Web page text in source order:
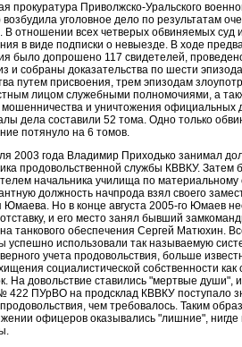
прокуратура Приволжско-Уральского
уголовное дело по результатам
В отношении всех четверых обвиняемых суд
в виде подписки о невыезде. В ходе
было допрошено 117 свидетелей,
и собраны доказательства по шести
путем присвоения, трем эпизодам
лицом служебными полномочиями, а
мошенничества и уничтожения официальных
дела составили 52 тома. Одно только
потянуло на 6 томов.
2003 года Владимир Приходько занимал
продовольственной службы КВВКУ. Затем
начальника училища по
должность начпрода взял своего
Юмаева. Но в конце августа 2005-го Юмаев
и его место занял бывший
танкового обеспечения Сергей Матюхин.
успешно использовали так называемую
учета продовольствия, больше
социалистической собственности как
На довольствие ставились "мертвые души",
422 ПУрВО на продсклад КВВКУ поступало
чем требовалось. Таким
офицеров оказывались "лишние", нигде